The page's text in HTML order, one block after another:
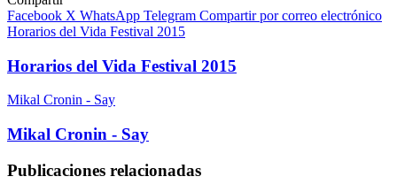
Facebook X WhatsApp Telegram Compartir por correo electrónico
Horarios del Vida Festival 2015
Horarios del Vida Festival 2015
Mikal Cronin - Say
Mikal Cronin - Say
Publicaciones relacionadas